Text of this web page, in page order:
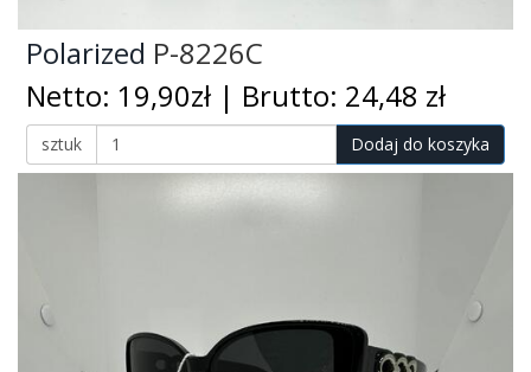
Polarized P-8226C
Netto: 19,90zł | Brutto: 24,48 zł
sztuk Dodaj do koszyka